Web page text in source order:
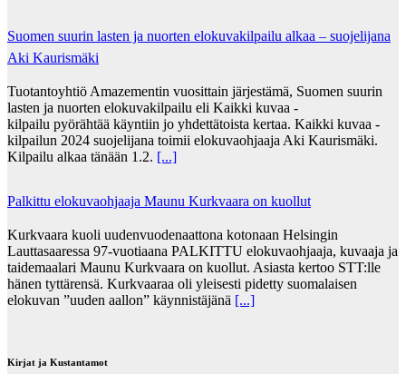
Suomen suurin lasten ja nuorten elokuvakilpailu alkaa – suojelijana
Aki Kaurismäki
Tuotantoyhtiö Amazementin vuosittain järjestämä, Suomen suurin
lasten ja nuorten elokuvakilpailu eli Kaikki kuvaa -
kilpailu pyörähtää käyntiin jo yhdettätoista kertaa. Kaikki kuvaa -
kilpailun 2024 suojelijana toimii elokuvaohjaaja Aki Kaurismäki.
Kilpailu alkaa tänään 1.2. [...]
Palkittu elokuvaohjaaja Maunu Kurkvaara on kuollut
Kurkvaara kuoli uudenvuodenaattona kotonaan Helsingin
Lauttasaaressa 97-vuotiaana PALKITTU elokuvaohjaaja, kuvaaja ja
taidemaalari Maunu Kurkvaara on kuollut. Asiasta kertoo STT:lle
hänen tyttärensä. Kurkvaaraa oli yleisesti pidetty suomalaisen
elokuvan ”uuden aallon” käynnistäjänä [...]
Kirjat ja Kustantamot